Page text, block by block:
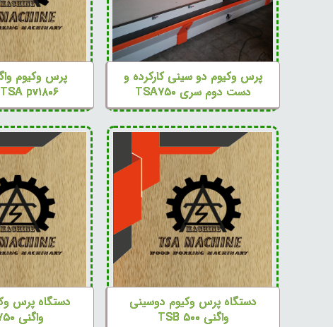
پرس وکیوم دو سینی کارکرده و
دست دوم سری TSA۷۵۰
پرس وکیوم
TSA pv۱۸۰۶ کنترل فاز
دستگاه پرس وکیوم دوسینی
واگنی TSB ۵۰۰
دستگاه پرس
واگنی TSB ۷۵۰